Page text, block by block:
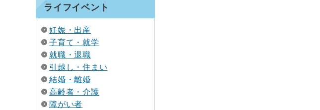
ライフイベント
妊娠・出産
子育て・就学
就職・退職
引越し・住まい
結婚・離婚
高齢者・介護
障がい者